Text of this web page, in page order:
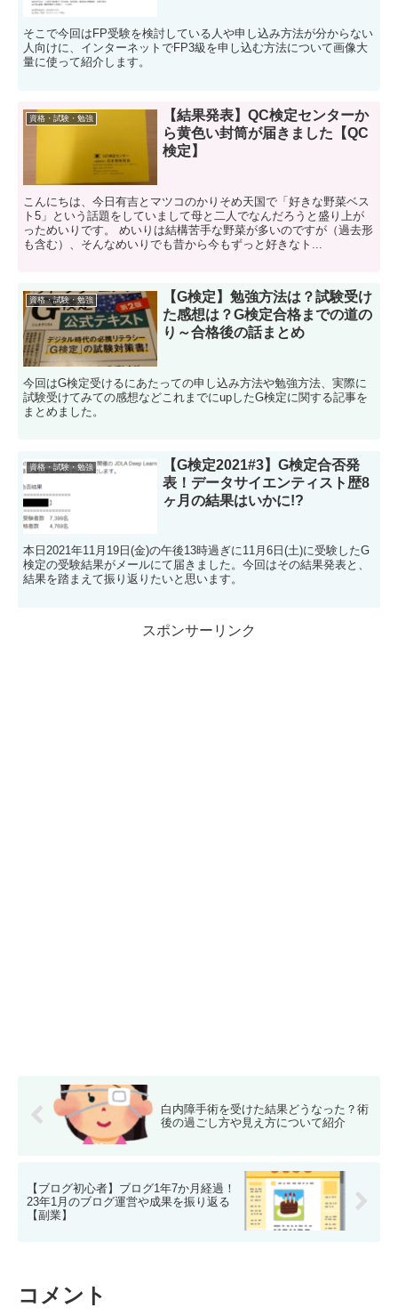
そこで今回はFP受験を検討している人や申し込み方法が分からない
人向けに、インターネットでFP3級を申し込む方法について画像大
量に使って紹介します。
資格・試験・勉強
【結果発表】QC検定センターか
ら黄色い封筒が届きました【QC
検定】
こんにちは、今日有吉とマツコのかりそめ天国で「好きな野菜ベス
ト5」という話題をしていまして母と二人でなんだろうと盛り上が
っためいりです。 めいりは結構苦手な野菜が多いのですが（過去形
も含む）、そんなめいりでも昔から今もずっと好きなト...
資格・試験・勉強
【G検定】勉強方法は？試験受け
た感想は？G検定合格までの道の
り～合格後の話まとめ
今回はG検定受けるにあたっての申し込み方法や勉強方法、実際に
試験受けてみての感想などこれまでにupしたG検定に関する記事を
まとめました。
資格・試験・勉強
【G検定2021#3】G検定合否発
表！データサイエンティスト歴8
ヶ月の結果はいかに!?
本日2021年11月19日(金)の午後13時過ぎに11月6日(土)に受験したG
検定の受験結果がメールにて届きました。今回はその結果発表と、
結果を踏まえて振り返りたいと思います。
スポンサーリンク
白内障手術を受けた結果どうなった？術
後の過ごし方や見え方について紹介
【ブログ初心者】ブログ1年7か月経過！
23年1月のブログ運営や成果を振り返る
【副業】
コメント